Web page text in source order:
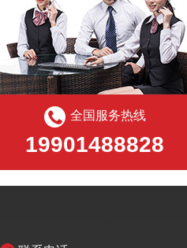
全国服务热线
19901488828